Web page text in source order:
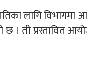
लागि विभागमा
। ती प्रस्तावित